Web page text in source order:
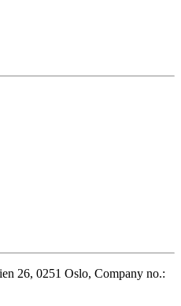
26, 0251 Oslo, Company no.: